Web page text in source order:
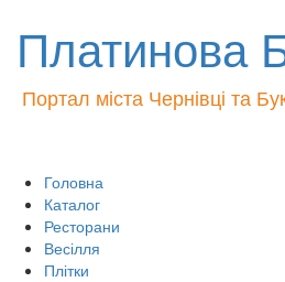
Платинова
Портал міста Чернівці та
Головна
Каталог
Ресторани
Весілля
Плітки